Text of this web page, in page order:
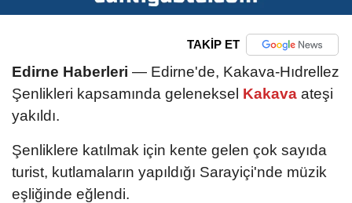
TAKİP ET
Edirne Haberleri — Edirne'de, Kakava-Hıdrellez
Şenlikleri kapsamında geleneksel Kakava ateşi
yakıldı.
Şenliklere katılmak için kente gelen çok sayıda
turist, kutlamaların yapıldığı Sarayiçi'nde müzik
eşliğinde eğlendi.